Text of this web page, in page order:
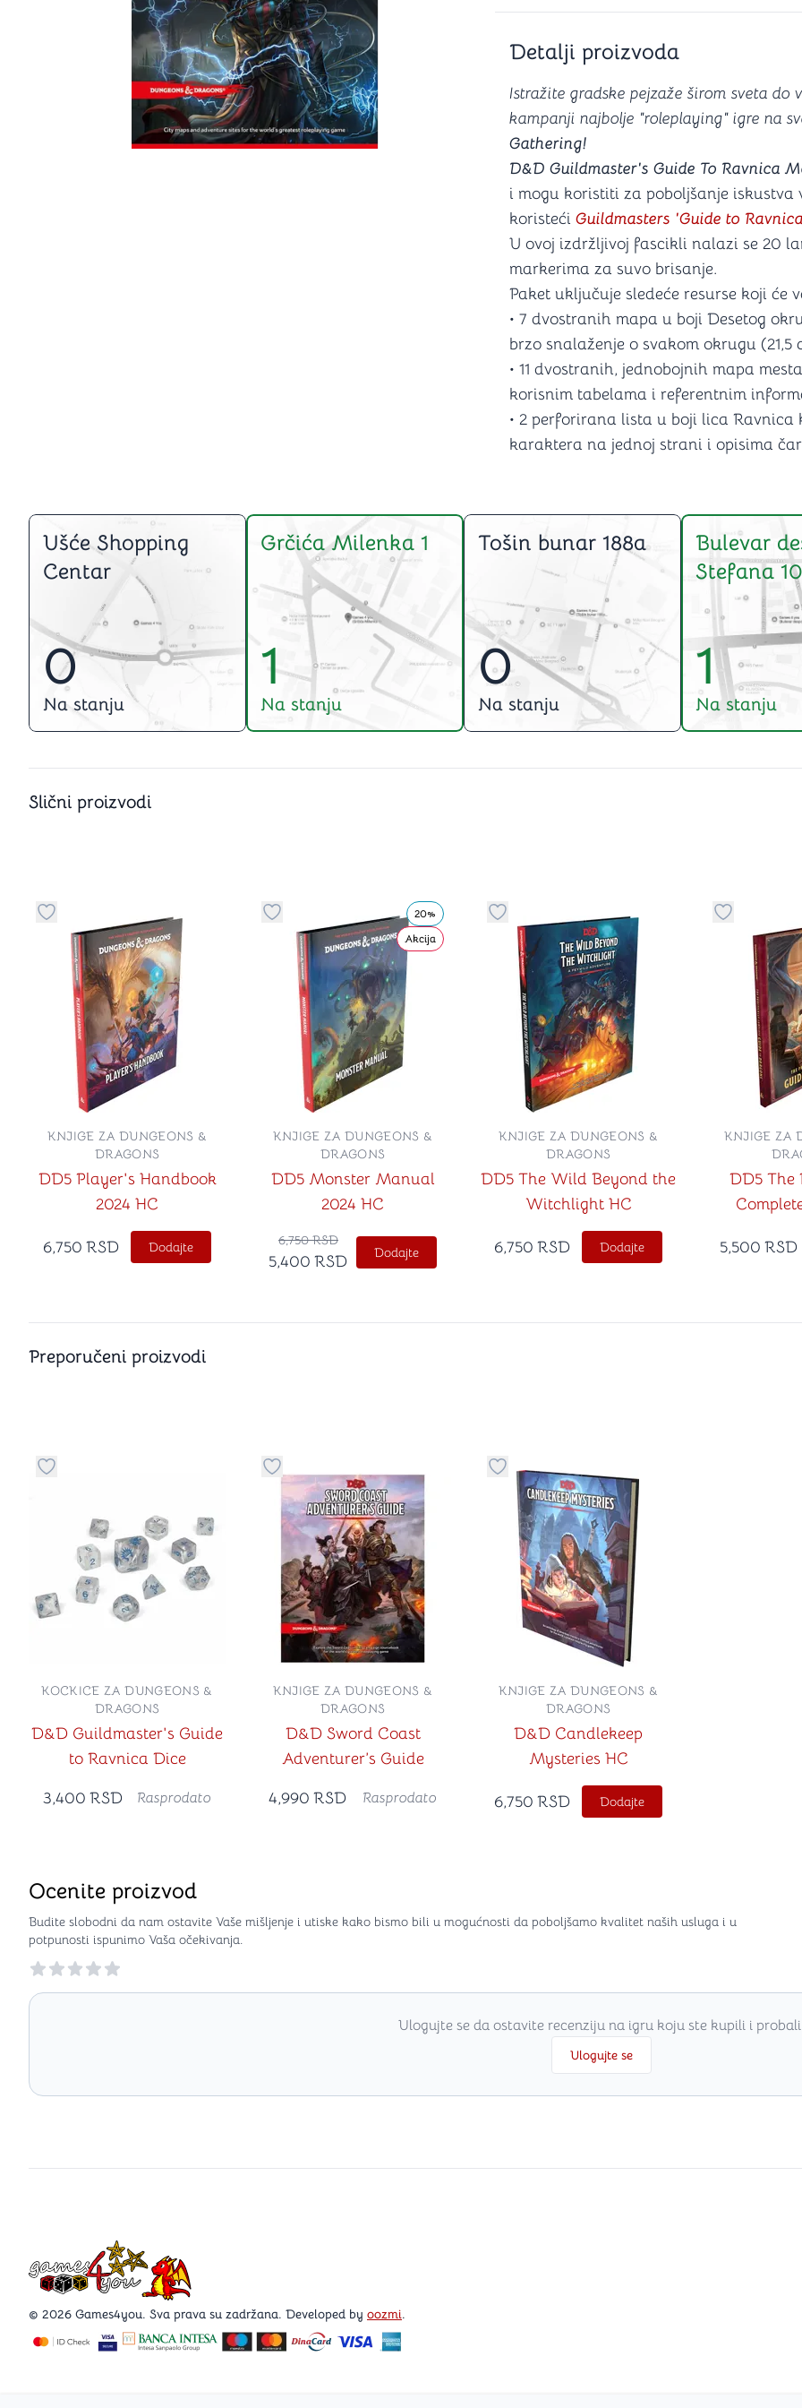
Puzzle 1000 delova
Puzzle 2000 delova
(TCG)
Yu-Gi-Oh
Pokemon
One Piece
Riftbound
Šah
4 u 1 igre
Backgammon (Tavla)
Podloge
Mozgalice
Hanayama
Ostale mozgalice
Stripovi
Detalji proizvoda
Istražite gradske pejzaže širom sveta
kampanji najbolje "roleplaying" igre na
Gathering!
D&D Guildmaster's Guide To Ravnica
i mogu koristiti za poboljšanje
koristeći Guildmasters 'Guide to
U ovoj izdržljivoj fascikli nalazi se 20
markerima za suvo brisanje.
Paket uključuje sledeće resurse koji će
• 7 dvostranih mapa u boji Desetog
brzo snalaženje o svakom okrugu (21,5
• 11 dvostranih, jednobojnih mapa
korisnim tabelama i referentnim
• 2 perforirana lista u boji lica
karaktera na jednoj strani i opisima
Ušće Shopping
Centar
0
Na stanju
Grčića Milenka 1
1
Na stanju
Tošin bunar 188a
0
Na stanju
Bulevar
Stefana
1
Na stanju
Slični proizvodi
Dugme za dodavanje stvari u kategoriju omiljeno
DD5 Player's Handbook
2024 HC
KNJIGE ZA DUNGEONS &
DRAGONS
6,750 RSD Dodajte
Dugme za dodavanje stvari u kategoriju omiljeno
20%
Akcija
DD5 Monster Manual
2024 HC
KNJIGE ZA DUNGEONS &
DRAGONS
6,750 RSD
5,400 RSD Dodajte
Dugme za dodavanje stvari u kategoriju omiljeno
DD5 The Wild Beyond the
Witchlight HC
KNJIGE ZA DUNGEONS &
DRAGONS
6,750 RSD Dodajte
Dugme za
DD5 The
KNJIGE ZA
5,500 RSD
Preporučeni proizvodi
Dugme za dodavanje stvari u kategoriju omiljeno
D&D Guildmaster's Guide
to Ravnica Dice
KOCKICE ZA DUNGEONS &
DRAGONS
3,400 RSD Rasprodato
Dugme za dodavanje stvari u kategoriju omiljeno
D&D Sword Coast
Adventurer’s Guide
KNJIGE ZA DUNGEONS &
DRAGONS
4,990 RSD Rasprodato
Dugme za dodavanje stvari u kategoriju omiljeno
D&D Candlekeep
Mysteries HC
KNJIGE ZA DUNGEONS &
DRAGONS
6,750 RSD Dodajte
Ocenite proizvod
Budite slobodni da nam ostavite Vaše mišljenje i utiske kako bismo bili u mogućnosti da poboljšamo kvalitet naših usluga i u
potpunosti ispunimo Vaša očekivanja.
Reviews
Ulogujte se da ostavite recenziju na igru koju ste kupili i
Ulogujte se
Games4you logo
© 2026 Games4you. Sva prava su zadržana. Developed by oozmi.